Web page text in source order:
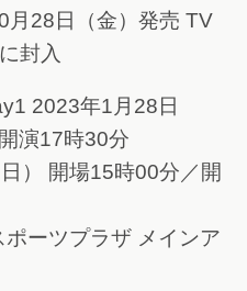
月28日（金）発売 TV
封入
2023年1月28日
演17時30分
） 開場15時00分／開
ーツプラザ メインア